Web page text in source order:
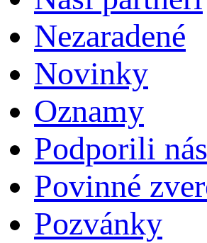
Nezaradené
Novinky
Oznamy
Podporili nás
Povinné
Pozvánky